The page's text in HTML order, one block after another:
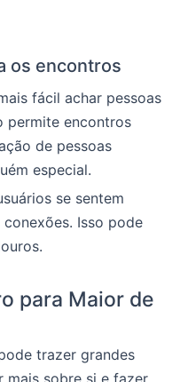
os encontros
fácil achar pessoas
permite encontros
de pessoas
especial.
se sentem
Isso pode
para Maior de
trazer grandes
mais sobre si e fazer